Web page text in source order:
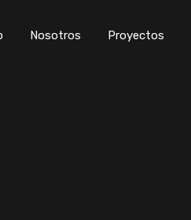
Nosotros Proyectos